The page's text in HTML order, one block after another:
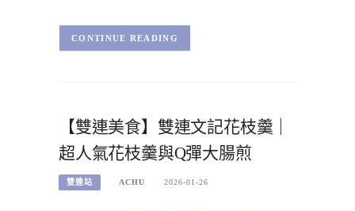
CONTINUE READING
【雙連美食】雙連文記花枝羹｜
超人氣花枝羹與Q彈大腸煎
雙連站 ACHU 2026-01-26